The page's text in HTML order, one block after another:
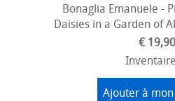
Bonaglia Emanuele -
Daisies in a Garden of
€ 19,90
Ajouter à